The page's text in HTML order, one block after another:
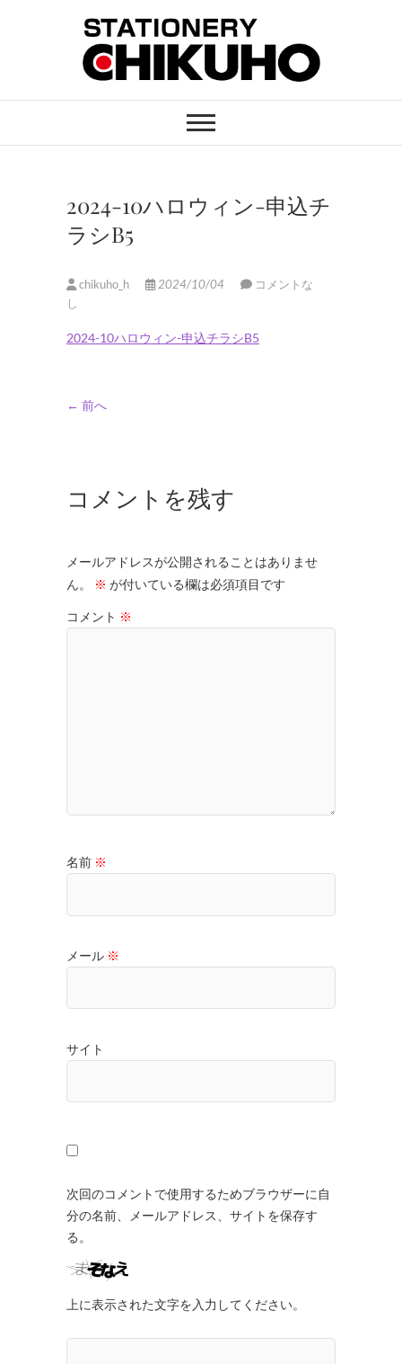
STATIONERY
CHIKUHO
2024-10ハロウィン-申込チ
ラシB5
chikuho_h 2024/10/04
コメントな
し
2024-10ハロウィン-申込チラシB5
← 前へ
コメントを残す
メールアドレスが公開されることはありませ
ん。
※ が付いている欄は必須項目です
コメント ※
名前 ※
メール ※
サイト
次回のコメントで使用するためブラウザーに自
分の名前、メールアドレス、サイトを保存す
る。
上に表示された文字を入力してください。